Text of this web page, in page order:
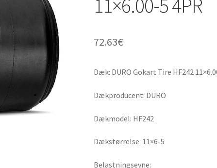
11×6.00-5 4PR
72.63€
Dæk: DURO Gokart Tire HF242
Dækproducent: DURO
Dækmodel: HF242
Dækstørrelse: 11×6-5
Belastningsevne: